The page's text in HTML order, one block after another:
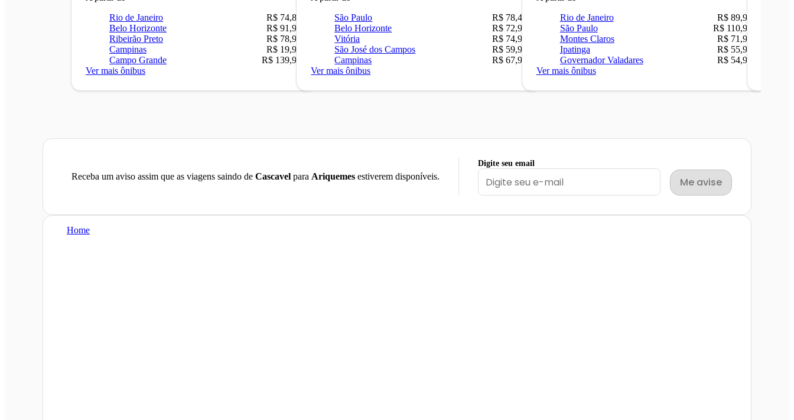
Rio de Janeiro
R$ 74,80
Belo Horizonte
R$ 91,90
Ribeirão Preto
R$ 78,90
Campinas
R$ 19,90
Campo Grande
R$ 139,90
Ver mais ônibus
São Paulo
R$ 78,47
Belo Horizonte
R$ 72,90
Vitória
R$ 74,90
São José dos Campos
R$ 59,90
Campinas
R$ 67,90
Ver mais ônibus
Rio de Janeiro
R$ 89,90
São Paulo
R$ 110,90
Montes Claros
R$ 71,90
Ipatinga
R$ 55,90
Governador Valadares
R$ 54,90
Ver mais ônibus
Receba um aviso assim que as viagens saindo de Cascavel para Ariquemes estiverem disponíveis.
Digite seu email
Me avise
Home